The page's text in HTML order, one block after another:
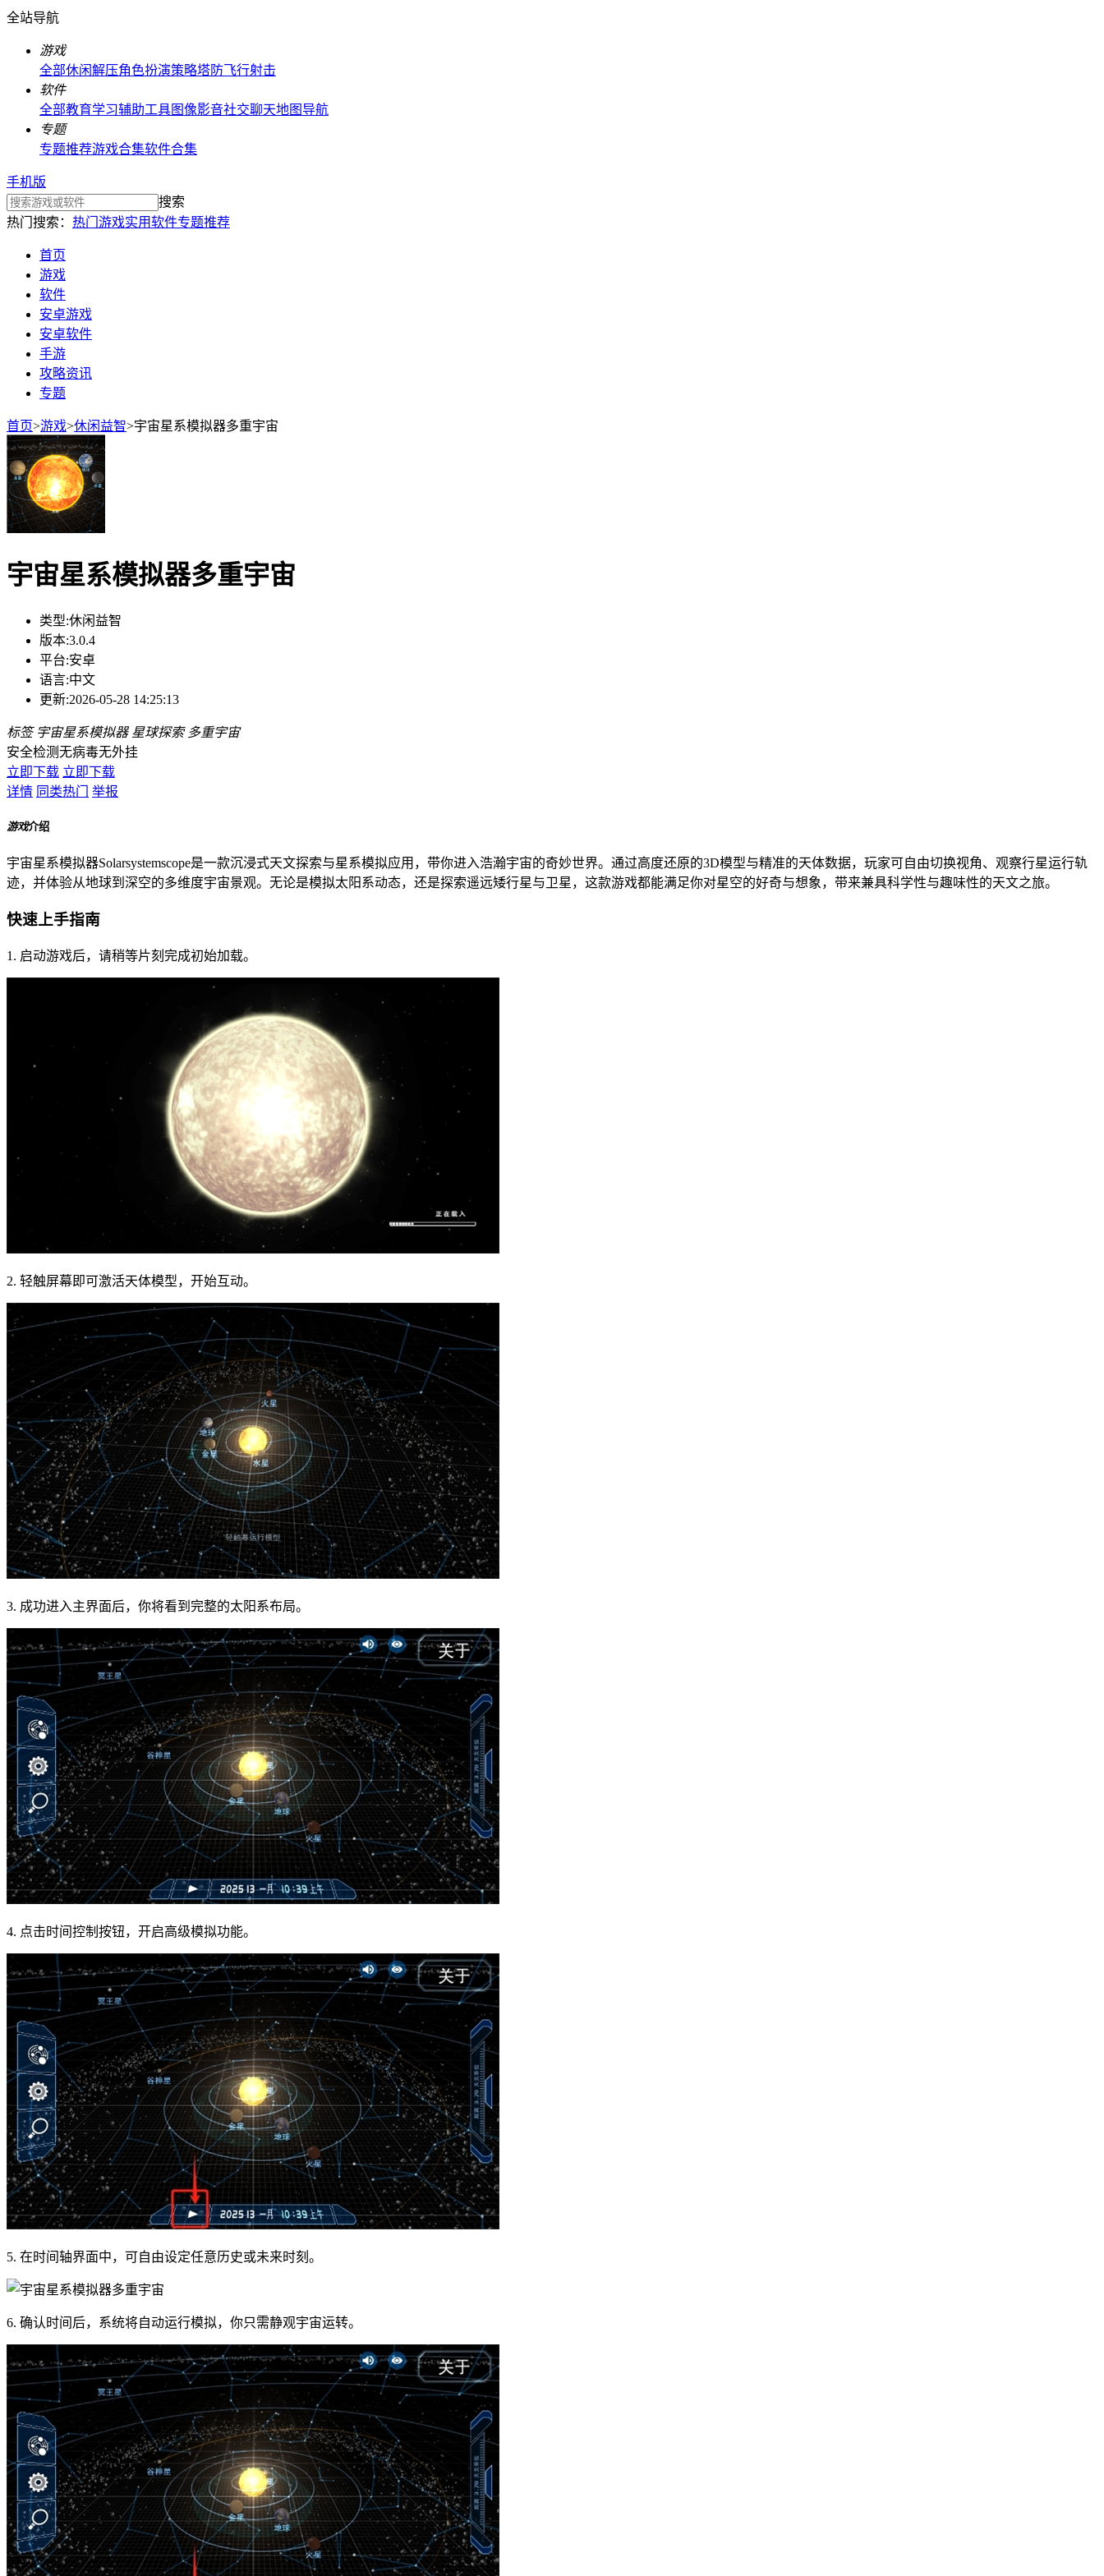
全站导航
游戏
全部休闲解压角色扮演策略塔防飞行射击
软件
全部教育学习辅助工具图像影音社交聊天地图导航
专题
专题推荐游戏合集软件合集
手机版
搜索
热门搜索： 热门游戏实用软件专题推荐
首页
游戏
软件
安卓游戏
安卓软件
手游
攻略资讯
专题
首页>游戏>休闲益智>宇宙星系模拟器多重宇宙
宇宙星系模拟器多重宇宙
类型:休闲益智
版本:3.0.4
平台:安卓
语言:中文
更新:2026-05-28 14:25:13
标签 宇宙星系模拟器 星球探索 多重宇宙
安全检测无病毒无外挂
立即下载 立即下载
详情 同类热门 举报
游戏介绍
宇宙星系模拟器Solarsystemscope是一款沉浸式天文探索与星系模拟应用，带你进入浩瀚宇宙的奇妙世界。通过高度还原的3D模型与精准的天体数据，玩家可自由切换视角、观察行星运行轨
迹，并体验从地球到深空的多维度宇宙景观。无论是模拟太阳系动态，还是探索遥远矮行星与卫星，这款游戏都能满足你对星空的好奇与想象，带来兼具科学性与趣味性的天文之旅。
快速上手指南
1. 启动游戏后，请稍等片刻完成初始加载。
2. 轻触屏幕即可激活天体模型，开始互动。
3. 成功进入主界面后，你将看到完整的太阳系布局。
4. 点击时间控制按钮，开启高级模拟功能。
5. 在时间轴界面中，可自由设定任意历史或未来时刻。
6. 确认时间后，系统将自动运行模拟，你只需静观宇宙运转。